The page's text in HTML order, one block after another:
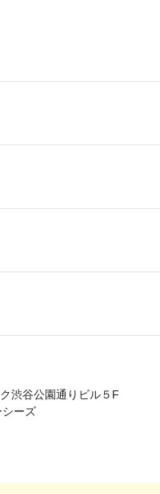
渋谷公園通りビル５F
ーズ